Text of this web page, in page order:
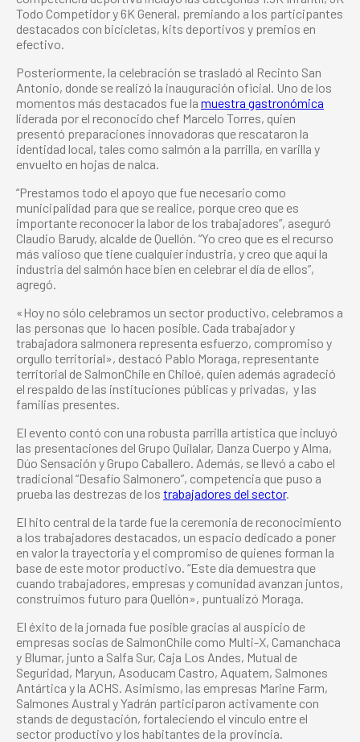
Todo Competidor y 6K General, premiando a los participantes
destacados con bicicletas, kits deportivos y premios en
efectivo.
Posteriormente, la celebración se trasladó al Recinto San
Antonio, donde se realizó la inauguración oficial. Uno de los
momentos más destacados fue la muestra gastronómica
liderada por el reconocido chef Marcelo Torres, quien
presentó preparaciones innovadoras que rescataron la
identidad local, tales como salmón a la parrilla, en varilla y
envuelto en hojas de nalca.
“Prestamos todo el apoyo que fue necesario como
municipalidad para que se realice, porque creo que es
importante reconocer la labor de los trabajadores”, aseguró
Claudio Barudy, alcalde de Quellón. “Yo creo que es el recurso
más valioso que tiene cualquier industria, y creo que aquí la
industria del salmón hace bien en celebrar el día de ellos”,
agregó.
«Hoy no sólo celebramos un sector productivo, celebramos a
las personas que lo hacen posible. Cada trabajador y
trabajadora salmonera representa esfuerzo, compromiso y
orgullo territorial», destacó Pablo Moraga, representante
territorial de SalmonChile en Chiloé, quien además agradeció
el respaldo de las instituciones públicas y privadas, y las
familias presentes.
El evento contó con una robusta parrilla artística que incluyó
las presentaciones del Grupo Quilalar, Danza Cuerpo y Alma,
Dúo Sensación y Grupo Caballero. Además, se llevó a cabo el
tradicional “Desafío Salmonero”, competencia que puso a
prueba las destrezas de los trabajadores del sector.
El hito central de la tarde fue la ceremonia de reconocimiento
a los trabajadores destacados, un espacio dedicado a poner
en valor la trayectoria y el compromiso de quienes forman la
base de este motor productivo. “Este día demuestra que
cuando trabajadores, empresas y comunidad avanzan juntos,
construimos futuro para Quellón», puntualizó Moraga.
El éxito de la jornada fue posible gracias al auspicio de
empresas socias de SalmonChile como Multi-X, Camanchaca
y Blumar, junto a Salfa Sur, Caja Los Andes, Mutual de
Seguridad, Maryun, Asoducam Castro, Aquatem, Salmones
Antártica y la ACHS. Asimismo, las empresas Marine Farm,
Salmones Austral y Yadrán participaron activamente con
stands de degustación, fortaleciendo el vínculo entre el
sector productivo y los habitantes de la provincia.